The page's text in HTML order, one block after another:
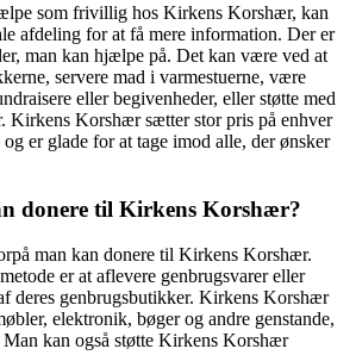
som frivillig hos Kirkens Korshær, kan
afdeling for at få mere information. Der er
man kan hjælpe på. Det kan være ved at
servere mad i varmestuerne, være
eller begivenheder, eller støtte med
Kirkens Korshær sætter stor pris på enhver
er glade for at tage imod alle, der ønsker
donere til Kirkens Korshær?
man kan donere til Kirkens Korshær.
er at aflevere genbrugsvarer eller
deres genbrugsbutikker. Kirkens Korshær
elektronik, bøger og andre genstande,
kan også støtte Kirkens Korshær